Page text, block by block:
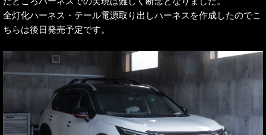
全灯化ハーネス・テール電源取り出しハーネスを作成したのでこ
ちらは後日発売予定です。